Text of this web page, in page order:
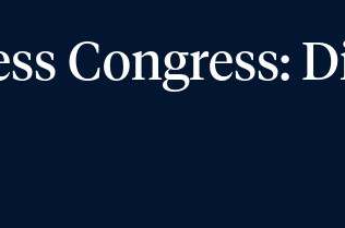
Congress: